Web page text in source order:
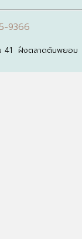
9366
41 ฝั่งตลาดต้นพยอม